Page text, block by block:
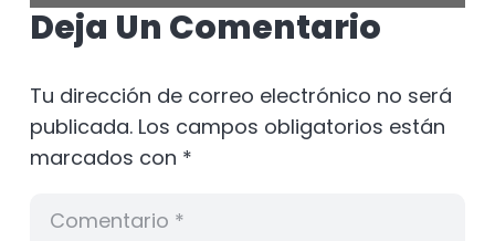
Deja Un Comentario
Tu dirección de correo electrónico no será
publicada. Los campos obligatorios están
marcados con *